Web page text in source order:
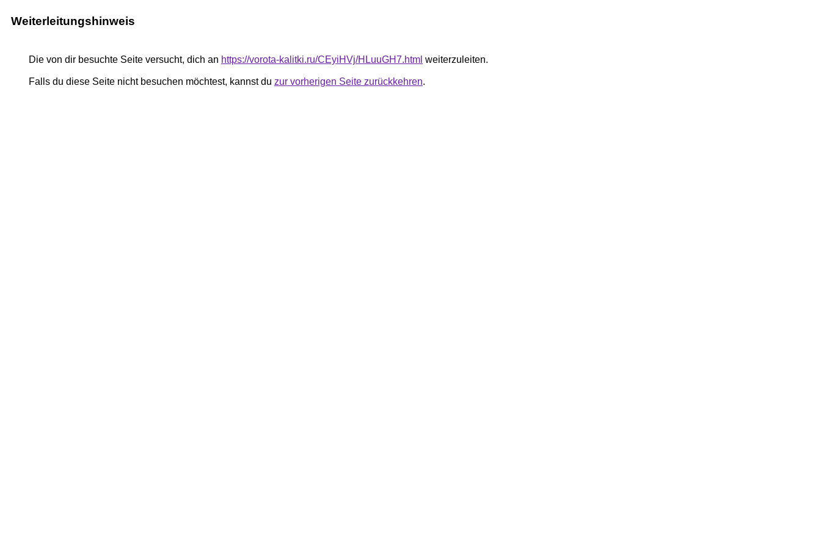
Weiterleitungshinweis
Die von dir besuchte Seite versucht, dich an https://vorota-kalitki.ru/CEyiHVj/HLuuGH7.html weiterzuleiten.
Falls du diese Seite nicht besuchen möchtest, kannst du zur vorherigen Seite zurückkehren.